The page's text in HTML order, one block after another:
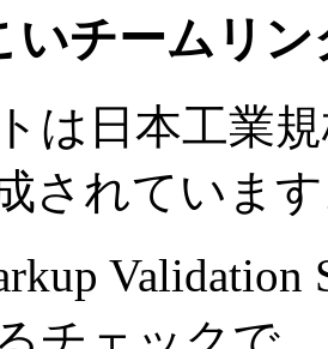
いチームリ
は日本工業
されていま
Validation